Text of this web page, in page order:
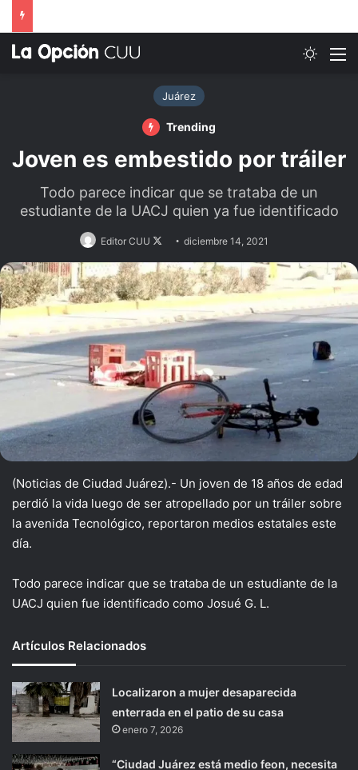
Juárez
Trending
Joven es embestido por tráiler
Todo parece indicar que se trataba de un
estudiante de la UACJ quien ya fue identificado
Editor CUU
Follow
on
X
diciembre 14, 2021
(Noticias de Ciudad Juárez).- Un joven de 18 años de edad
perdió la vida luego de ser atropellado por un tráiler sobre
la avenida Tecnológico, reportaron medios estatales este
día.
Todo parece indicar que se trataba de un estudiante de la
UACJ quien fue identificado como Josué G. L.
Artículos Relacionados
Localizaron a mujer desaparecida
enterrada en el patio de su casa
enero 7, 2026
“Ciudad Juárez está medio feon, necesita